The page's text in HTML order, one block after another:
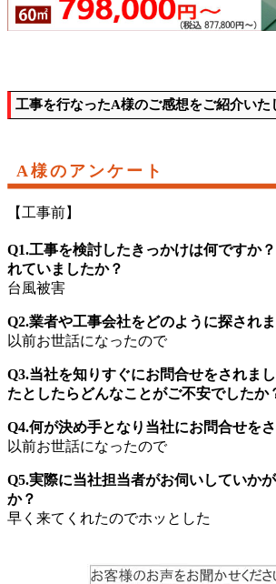
工事を行なったA様のご感想をご紹介いた
A様のアンケート
【工事前】
Q1.工事を検討したきっかけは何ですか
れていましたか？
台風被害
Q2.業者や工事会社をどのように探され
以前お世話になったので
Q3.当社を知りすぐにお問合せをされま
たとしたらどんなことがご不安でしたか
Q4.何が決め手となり当社にお問合せを
以前お世話になったので
Q5.実際に当社担当者がお伺いしていか
か？
早く来てくれたのでホッとした